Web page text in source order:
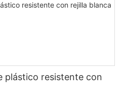
plástico resistente con